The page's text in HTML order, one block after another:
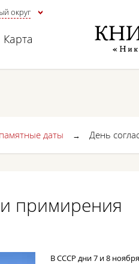
округ
Карта
даты → День
примирения
В СССР дни 7 и 8